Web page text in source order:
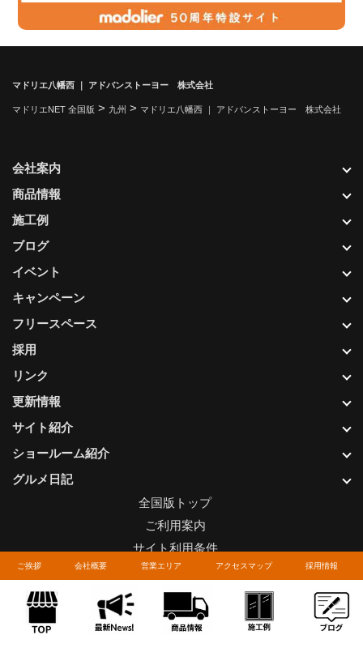
ご挨拶 会社概要 営業エリア アクセスマップ 採用情報
マドリエ八幡西 ｜ アドバンストーヨー 株式会社
マドリエNET 全国版 > 九州 > マドリエ八幡西 ｜ アドバンストーヨー 株式会社
更新情報
サイト紹介
ショールーム紹介
グルメ日記
会社案内
商品情報
施工例
ブログ
イベント
キャンペーン
フリースペース
採用
リンク
全国版トップ
ご利用案内
サイト利用条件
プライバシーポリシー
関連リンク
お問い合わせについて